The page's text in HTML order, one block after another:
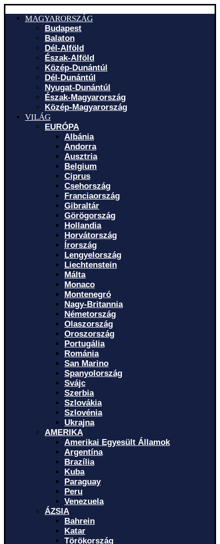
MAGYARORSZÁG
Budapest
Balaton
Dél-Alföld
Észak-Alföld
Közép-Dunántúl
Dél-Dunántúl
Nyugat-Dunántúl
Észak-Magyarország
Közép-Magyarország
VILÁG
EURÓPA
Albánia
Andorra
Ausztria
Belgium
Ciprus
Csehország
Franciaország
Gibraltár
Görögország
Hollandia
Horvátország
Írország
Lengyelország
Liechtenstein
Málta
Monaco
Montenegró
Nagy-Britannia
Németország
Olaszország
Oroszország
Portugália
Románia
San Marino
Spanyolország
Svájc
Szerbia
Szlovákia
Szlovénia
Ukrajna
AMERIKA
Amerikai Egyesült Államok
Argentína
Brazília
Kuba
Paraguay
Peru
Venezuela
ÁZSIA
Bahrein
Katar
Törökország